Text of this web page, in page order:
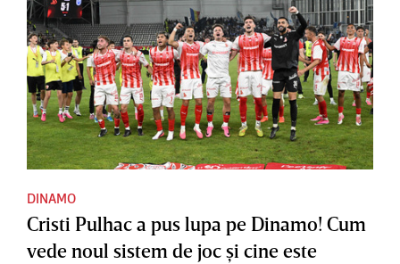
DINAMO
Cristi Pulhac a pus lupa pe Dinamo! Cum
vede noul sistem de joc şi cine este